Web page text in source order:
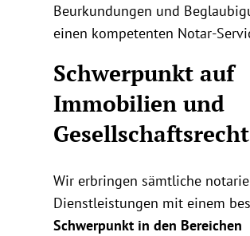
Beurkundungen und
einen kompetenten Notar-
Schwerpunkt auf
Immobilien und
Gesellschaftsrecht
Wir erbringen sämtliche
Dienstleistungen mit einem
Schwerpunkt in den Bereichen